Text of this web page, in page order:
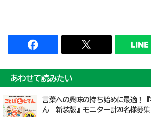
あわせて読みたい
言葉への興味の持ち始めに最適！
ん 新装版』モニター計20名様募集